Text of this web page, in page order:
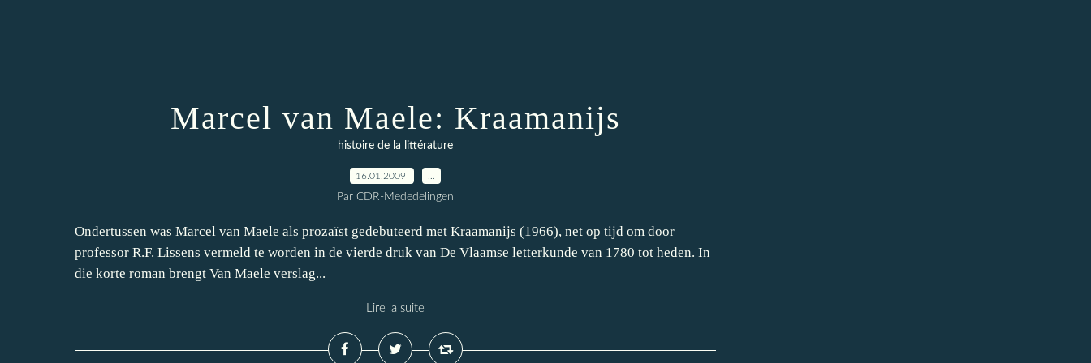
Marcel van Maele: Kraamanijs
histoire de la littérature
16.01.2009
Par CDR-Mededelingen
Ondertussen was Marcel van Maele als prozaïst gedebuteerd met Kraamanijs (1966), net op tijd om door
professor R.F. Lissens vermeld te worden in de vierde druk van De Vlaamse letterkunde van 1780 tot heden. In
die korte roman brengt Van Maele verslag...
Lire la suite